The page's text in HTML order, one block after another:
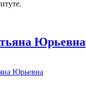
Юрьевна
Юрьевна